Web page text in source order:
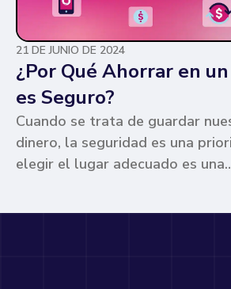
21 DE JUNIO DE 2024
¿Por Qué Ahorrar en
es Seguro?
Cuando se trata de guardar
dinero, la seguridad es una
elegir el lugar adecuado es una